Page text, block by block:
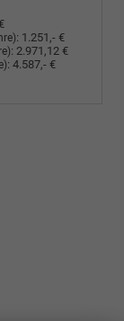
: 1.251,- €
: 2.971,12 €
: 4.587,- €